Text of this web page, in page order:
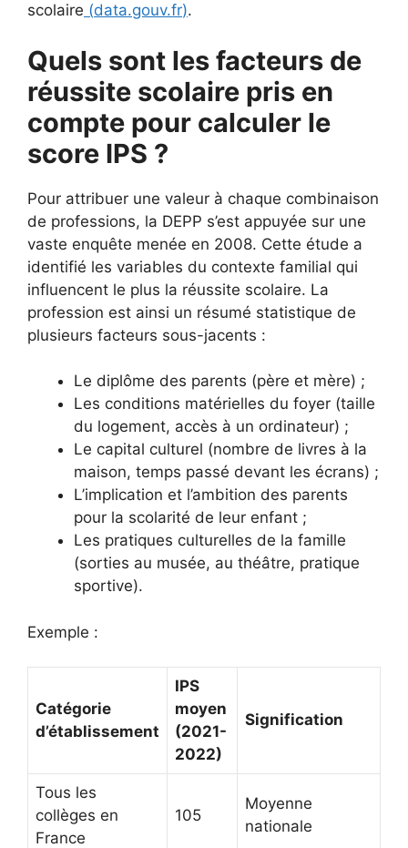
scolaire (data.gouv.fr).
Quels sont les facteurs de
réussite scolaire pris en
compte pour calculer le
score IPS ?
Pour attribuer une valeur à chaque combinaison
de professions, la DEPP s’est appuyée sur une
vaste enquête menée en 2008. Cette étude a
identifié les variables du contexte familial qui
influencent le plus la réussite scolaire. La
profession est ainsi un résumé statistique de
plusieurs facteurs sous-jacents :
Le diplôme des parents (père et mère) ;
Les conditions matérielles du foyer (taille
du logement, accès à un ordinateur) ;
Le capital culturel (nombre de livres à la
maison, temps passé devant les écrans) ;
L’implication et l’ambition des parents
pour la scolarité de leur enfant ;
Les pratiques culturelles de la famille
(sorties au musée, au théâtre, pratique
sportive).
Exemple :
Catégorie
d’établissement
IPS
moyen
(2021-
2022)
Signification
Tous les
collèges en
France
105
Moyenne
nationale